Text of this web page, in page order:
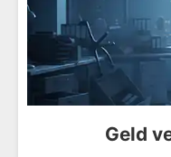
Geld